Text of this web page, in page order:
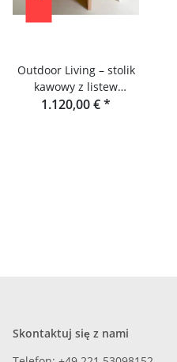
Outdoor Living – stolik
kawowy z listew
drewnianych – daglezja
1.120,00 €*
Skontaktuj się z nami